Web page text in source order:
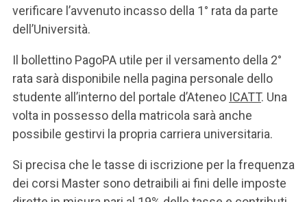
verificare l’avvenuto incasso della 1° rata da parte
dell’Università.
Il bollettino PagoPA utile per il versamento della 2°
rata sarà disponibile nella pagina personale dello
studente all’interno del portale d’Ateneo ICATT. Una
volta in possesso della matricola sarà anche
possibile gestirvi la propria carriera universitaria.
Si precisa che le tasse di iscrizione per la frequenza
dei corsi Master sono detraibili ai fini delle imposte